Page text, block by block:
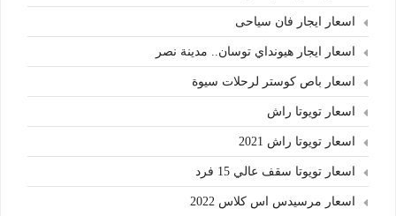
اسعار ايجار فان سياحى
اسعار ايجار هيونداي توسان.. مدينة نصر
اسعار باص كوستر لرحلات سيوة
اسعار تويوتا راش
اسعار تويوتا راش 2021
اسعار تويوتا سقف عالي 15 فرد
اسعار مرسيدس اس كلاس 2022